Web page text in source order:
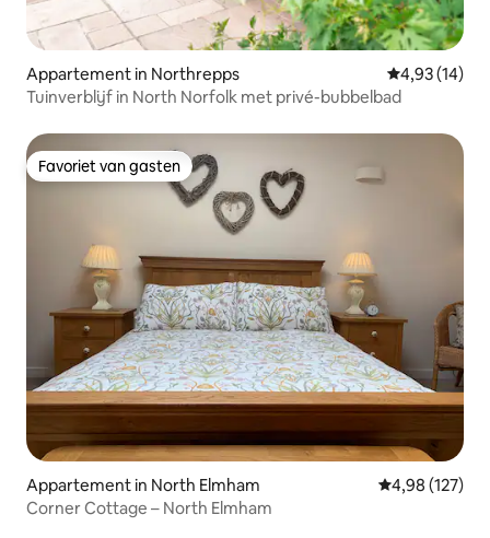
Appartement in Northrepps Gemiddelde
4,93 (14)
Tuinverblijf in North Norfolk met privé-bubbelbad
Favoriet van gasten
Favoriet van gasten
Appartement in North Elmham Gemiddelde
4,98 (127)
Corner Cottage – North Elmham